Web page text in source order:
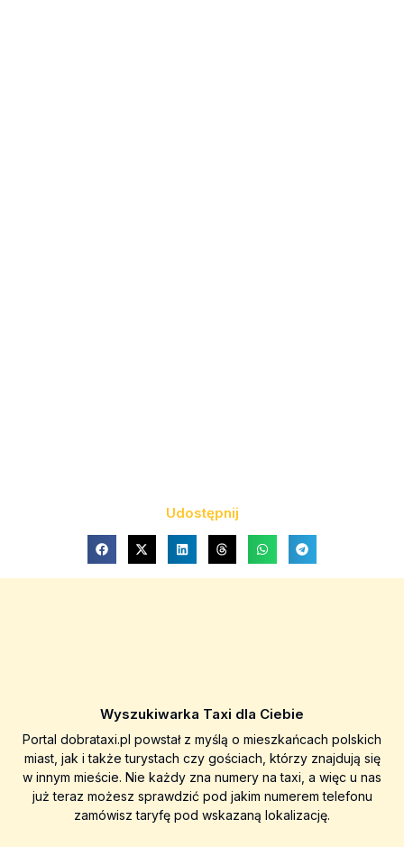
Udostępnij
Wyszukiwarka Taxi dla Ciebie
Portal dobrataxi.pl powstał z myślą o mieszkańcach polskich
miast, jak i także turystach czy gościach, którzy znajdują się
w innym mieście. Nie każdy zna numery na taxi, a więc u nas
już teraz możesz sprawdzić pod jakim numerem telefonu
zamówisz taryfę pod wskazaną lokalizację.